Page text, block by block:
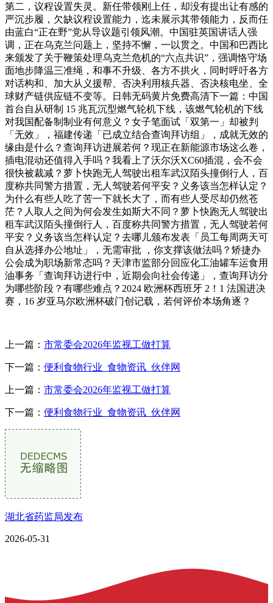
第二，议程设置失灵。新任带领刚上任，却没有提出让有感的
严沉步履，欠缺议程设置能力，迄未展示其带领能力，反而任
由蓝白“正在野”党从导议题引领风潮。中国驻英国讲话人强
调，正在乌克兰问题上，坚持不懈，一以贯之。中国和巴西比
来颁发了关于鞭策处理乌克兰危机的“六点共识”，强调恪守场
面地步降温三准绳，和事不升级、各方不拱火，同时呼吁各方
对话构和、加大从义援帮、否决利用核兵器、否决核电坐、全
球财产链供应链不变等。日韩无码黄片免费高清下一篇：中国
首台自从研制 15 兆瓦沉型燃气轮机下线，该燃气轮机的下线
对我国配备制制业有何意义？女子笔面试「双第一」却被判
「无效」，福建传递「已成立结合查询拜访组」，成就无效的
缘由是什么？查询拜访进展若何？现正在新能源市场这么卷，
插电混动还值得入手吗？我看上了沃尔沃XC60插混，会不会
很快被裁减？萝卜快跑无人驾驶出租车武汉陌头撞倒行人，百
度称共同警方措置，无人驾驶若何平安？义务该当怎样认定？
为什么有些人吃了苦一下就长大了，而有些人受尽却仍然苍
茫？人取人之间为何会发生如斯大不同？萝卜快跑无人驾驶出
租车武汉陌头撞倒行人，百度称共同警方措置，无人驾驶若何
平安？义务该当怎样认定？去哪儿颁布发表「员工每周两天可
自从选择办公地址」，无需审批 ，你支撑该做法吗？矫捷办
公会成为职场新常态吗？天津市监部分回应化工油罐车运食用
油事务「查询拜访进行中，近期会向社会传递」，查询拜访分
为哪些阶段？有哪些难点？2024 欧洲杯西班牙 2！1 法国进决
赛，16 岁亚马尔欧洲杯破门创记载，若何评价本场角逐？
上一篇： 市常委会2026年监视工做打算
下一篇： 便利食物行业_食物资讯_伙伴网
上一篇： 市常委会2026年监视工做打算
下一篇： 便利食物行业_食物资讯_伙伴网
湖北省药监局发布
2026-05-31